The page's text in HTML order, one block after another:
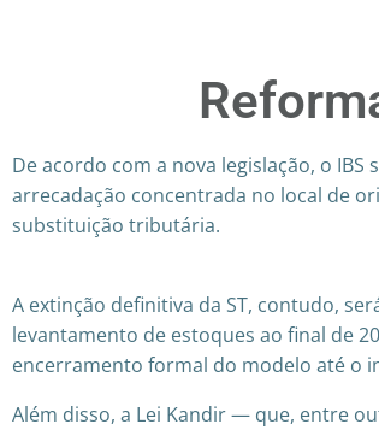
De acordo com a nova legislação, o
arrecadação concentrada no local de
substituição tributária.
A extinção definitiva da ST, contudo,
levantamento de estoques ao final de
encerramento formal do modelo até o
Além disso, a Lei Kandir — que, entre